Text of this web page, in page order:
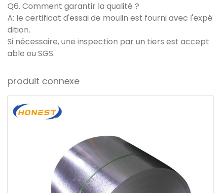
Q6. Comment garantir la qualité ?
A: le certificat d'essai de moulin est fourni avec l'expé
dition.
Si nécessaire, une inspection par un tiers est accept
able ou SGS.
produit connexe